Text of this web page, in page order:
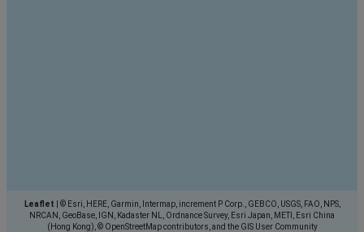
Leaflet
© Esri, HERE, Garmin, Intermap, increment P Corp., GEBCO, USGS, FAO, NPS,
NRCAN, GeoBase, IGN, Kadaster NL, Ordnance Survey, Esri Japan, METI, Esri China
(Hong Kong), © OpenStreetMap contributors, and the GIS User Community